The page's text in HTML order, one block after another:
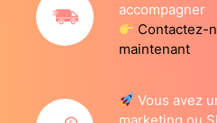
accompagner
Contactez-
maintenant
Vous avez